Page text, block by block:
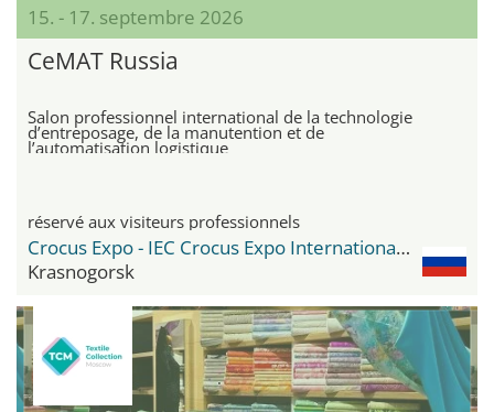
15. - 17. septembre 2026
CeMAT Russia
Salon professionnel international de la technologie
d’entreposage, de la manutention et de
l’automatisation logistique
réservé aux visiteurs professionnels
Crocus Expo - IEC Crocus Expo International Exhibition Centre
Krasnogorsk